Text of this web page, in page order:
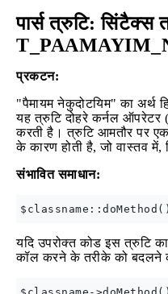
पार्स त्रुटि: सिंटैक्स
प्रकटन:
"पैमायम नेकुदोटयिम" का
यह त्रुटि दोहरे कर्नल ऑपरेटर (
करती है। त्रुटि आमतौर पर
के कारण होती है, जो वास्तव में,
संभावित समाधान:
यदि उपरोक्त कोड इस त्रुटि
कॉल करने के तरीके को बदलने